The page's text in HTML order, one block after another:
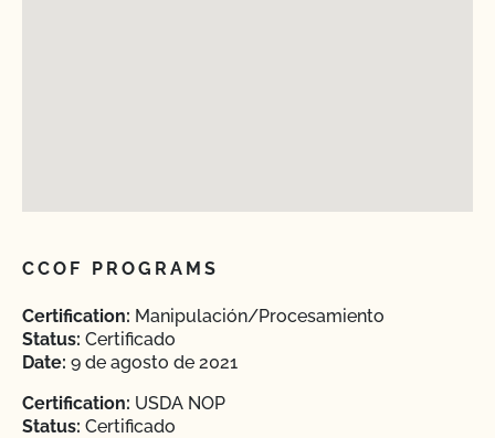
CCOF PROGRAMS
Certification: Manipulación/Procesamiento
Status: Certificado
Date: 9 de agosto de 2021
Certification: USDA NOP
Status: Certificado